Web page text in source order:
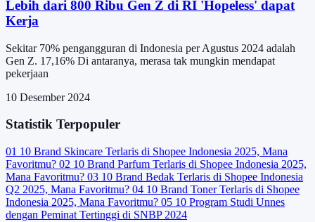
Lebih dari 800 Ribu Gen Z di RI 'Hopeless' dapat
Kerja
Sekitar 70% pengangguran di Indonesia per Agustus 2024 adalah
Gen Z. 17,16% Di antaranya, merasa tak mungkin mendapat
pekerjaan
10 Desember 2024
Statistik Terpopuler
01 10 Brand Skincare Terlaris di Shopee Indonesia 2025, Mana
Favoritmu? 02 10 Brand Parfum Terlaris di Shopee Indonesia 2025,
Mana Favoritmu? 03 10 Brand Bedak Terlaris di Shopee Indonesia
Q2 2025, Mana Favoritmu? 04 10 Brand Toner Terlaris di Shopee
Indonesia 2025, Mana Favoritmu? 05 10 Program Studi Unnes
dengan Peminat Tertinggi di SNBP 2024